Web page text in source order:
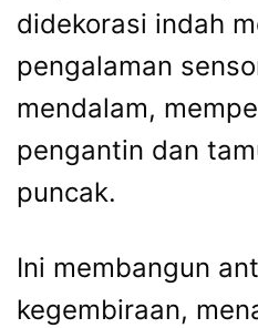
didekorasi indah
pengalaman
mendalam,
pengantin dan
puncak.
Ini membangun
kegembiraan,